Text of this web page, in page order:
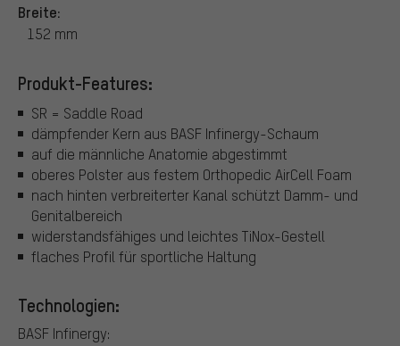
Breite:
152 mm
Produkt-Features:
SR = Saddle Road
dämpfender Kern aus BASF Infinergy-Schaum
auf die männliche Anatomie abgestimmt
oberes Polster aus festem Orthopedic AirCell Foam
nach hinten verbreiterter Kanal schützt Damm- und
Genitalbereich
widerstandsfähiges und leichtes TiNox-Gestell
flaches Profil für sportliche Haltung
Technologien:
BASF Infinergy: